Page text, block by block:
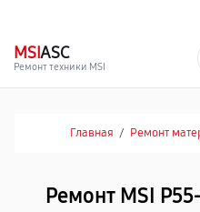
MSIASC
Ремонт техники MSI
Главная / Ремонт
Ремонт MSI